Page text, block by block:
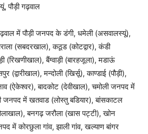
पौड़ी गढ़वाल
में पौड़ी जनपद के डंगी, धमेली (असवालस्यूं),
(सबदरखाल), कठूड (कोटद्वार), कंडी
(रिखणीखाल), बैंग्वाड़ी (बारहजूला), मडाऊं
(द्वारीखाल), मन्दोली (खिर्सू), काण्डाई (पौड़ी),
(ऐकेश्वर), बादकोट (देवीखाल), चमोली जनपद में
जनपद में खतवाड (लोस्तु बडियार), बांसकाटल
बनगढ़ जरौला (खास पट्टी), खोन
में कोरछुला गांव, झाली गांव, खल्याण बांगर